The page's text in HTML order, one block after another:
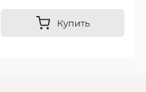
Купить